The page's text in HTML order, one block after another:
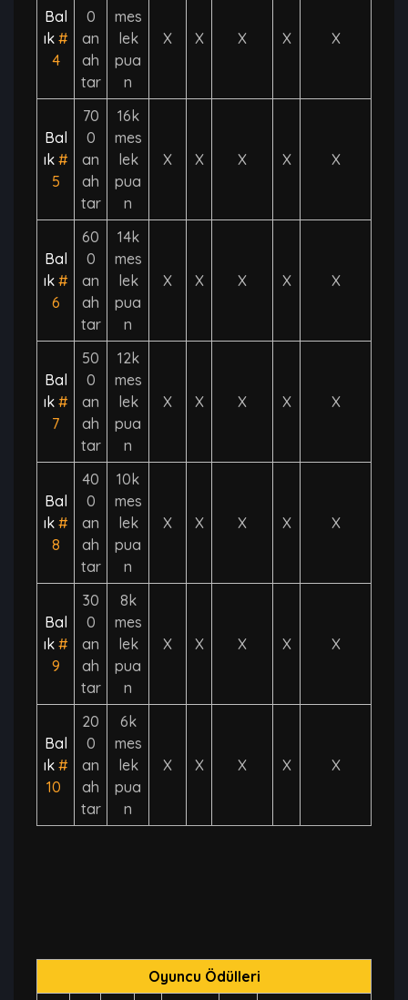
Bal
ık #
4
0
an
ah
tar
mes
lek
pua
n
X X X X X
Bal
ık #
5
70
0
an
ah
tar
16k
mes
lek
pua
n
X X X X X
Bal
ık #
6
60
0
an
ah
tar
14k
mes
lek
pua
n
X X X X X
Bal
ık #
7
50
0
an
ah
tar
12k
mes
lek
pua
n
X X X X X
Bal
ık #
8
40
0
an
ah
tar
10k
mes
lek
pua
n
X X X X X
Bal
ık #
9
30
0
an
ah
tar
8k
mes
lek
pua
n
X X X X X
Bal
ık #
10
20
0
an
ah
tar
6k
mes
lek
pua
n
X X X X X
Oyuncu Ödülleri